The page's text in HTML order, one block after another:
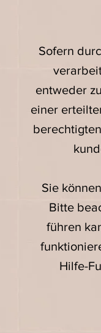
Sofern
entweder
einer
Sie
Bitte
führen
Hilfe-